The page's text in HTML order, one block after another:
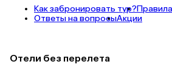
Как забронировать тур?
Ответы на вопросыАкции
Отели без перелета